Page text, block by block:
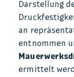
Darstellung
an
entnommen
ermittelt